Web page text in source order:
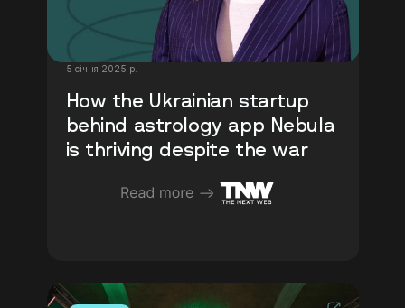
5 січня 2025 р.
How the Ukrainian startup
behind astrology app Nebula
is thriving despite the war